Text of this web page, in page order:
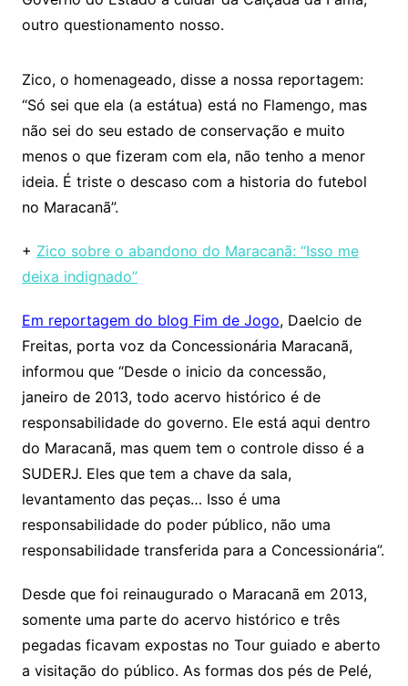
outro questionamento nosso.
Zico, o homenageado, disse a nossa reportagem:
“Só sei que ela (a estátua) está no Flamengo, mas
não sei do seu estado de conservação e muito
menos o que fizeram com ela, não tenho a menor
ideia. É triste o descaso com a historia do futebol
no Maracanã”.
+ Zico sobre o abandono do Maracanã: “Isso me
deixa indignado”
Em reportagem do blog Fim de Jogo, Daelcio de
Freitas, porta voz da Concessionária Maracanã,
informou que “Desde o inicio da concessão,
janeiro de 2013, todo acervo histórico é de
responsabilidade do governo. Ele está aqui dentro
do Maracanã, mas quem tem o controle disso é a
SUDERJ. Eles que tem a chave da sala,
levantamento das peças… Isso é uma
responsabilidade do poder público, não uma
responsabilidade transferida para a Concessionária”.
Desde que foi reinaugurado o Maracanã em 2013,
somente uma parte do acervo histórico e três
pegadas ficavam expostas no Tour guiado e aberto
a visitação do público. As formas dos pés de Pelé,